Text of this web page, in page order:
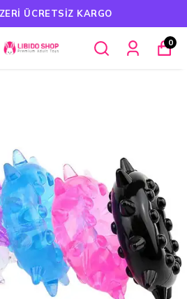
HAVALE ÖDEMELERINDE %5
0